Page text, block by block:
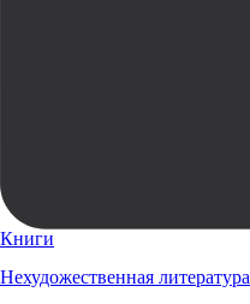
Книги
Нехудожественная литература